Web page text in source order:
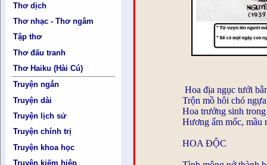
Thơ dịch
Thơ nhạc - Thơ ngâm
Tập thơ
Thơ đấu tranh
Thơ Haiku (Hài Cú)
Truyện ngắn
Truyện dài
Truyện lịch sử
Truyện chính trị
Truyện khoa học
Truyện kiếm hiệp
Hoa địa ngục tưới
Trộn mồ hôi chó
Hoa trưởng sinh
Hương ẩm mốc, mầu
HOA ĐỘC